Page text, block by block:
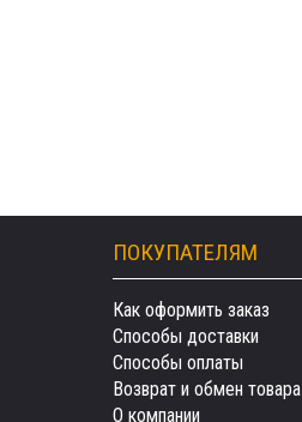
ПОКУПАТЕЛЯМ
Как оформить заказ
Способы доставки
Способы оплаты
Возврат и обмен товара
О компании